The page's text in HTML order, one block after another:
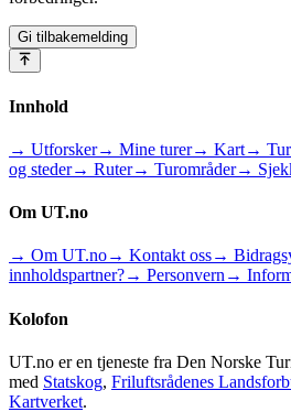
Gi tilbakemelding
Innhold
→ Utforsker→ Mine turer→ Kart→
og steder→ Ruter→ Turområder→
Om UT.no
→ Om UT.no→ Kontakt oss→
innholdspartner?→ Personvern →
Kolofon
UT.no er en tjeneste fra Den Norske
med Statskog, Friluftsrådenes
Kartverket.